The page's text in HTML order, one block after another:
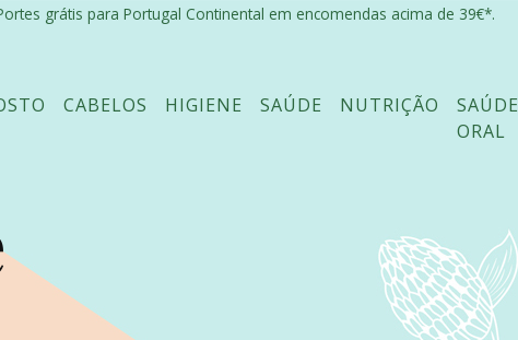
grátis para Portugal Continental em encomendas acima de 39€*.
CABELOS HIGIENE SAÚDE NUTRIÇÃO
SAÚDE
ORAL